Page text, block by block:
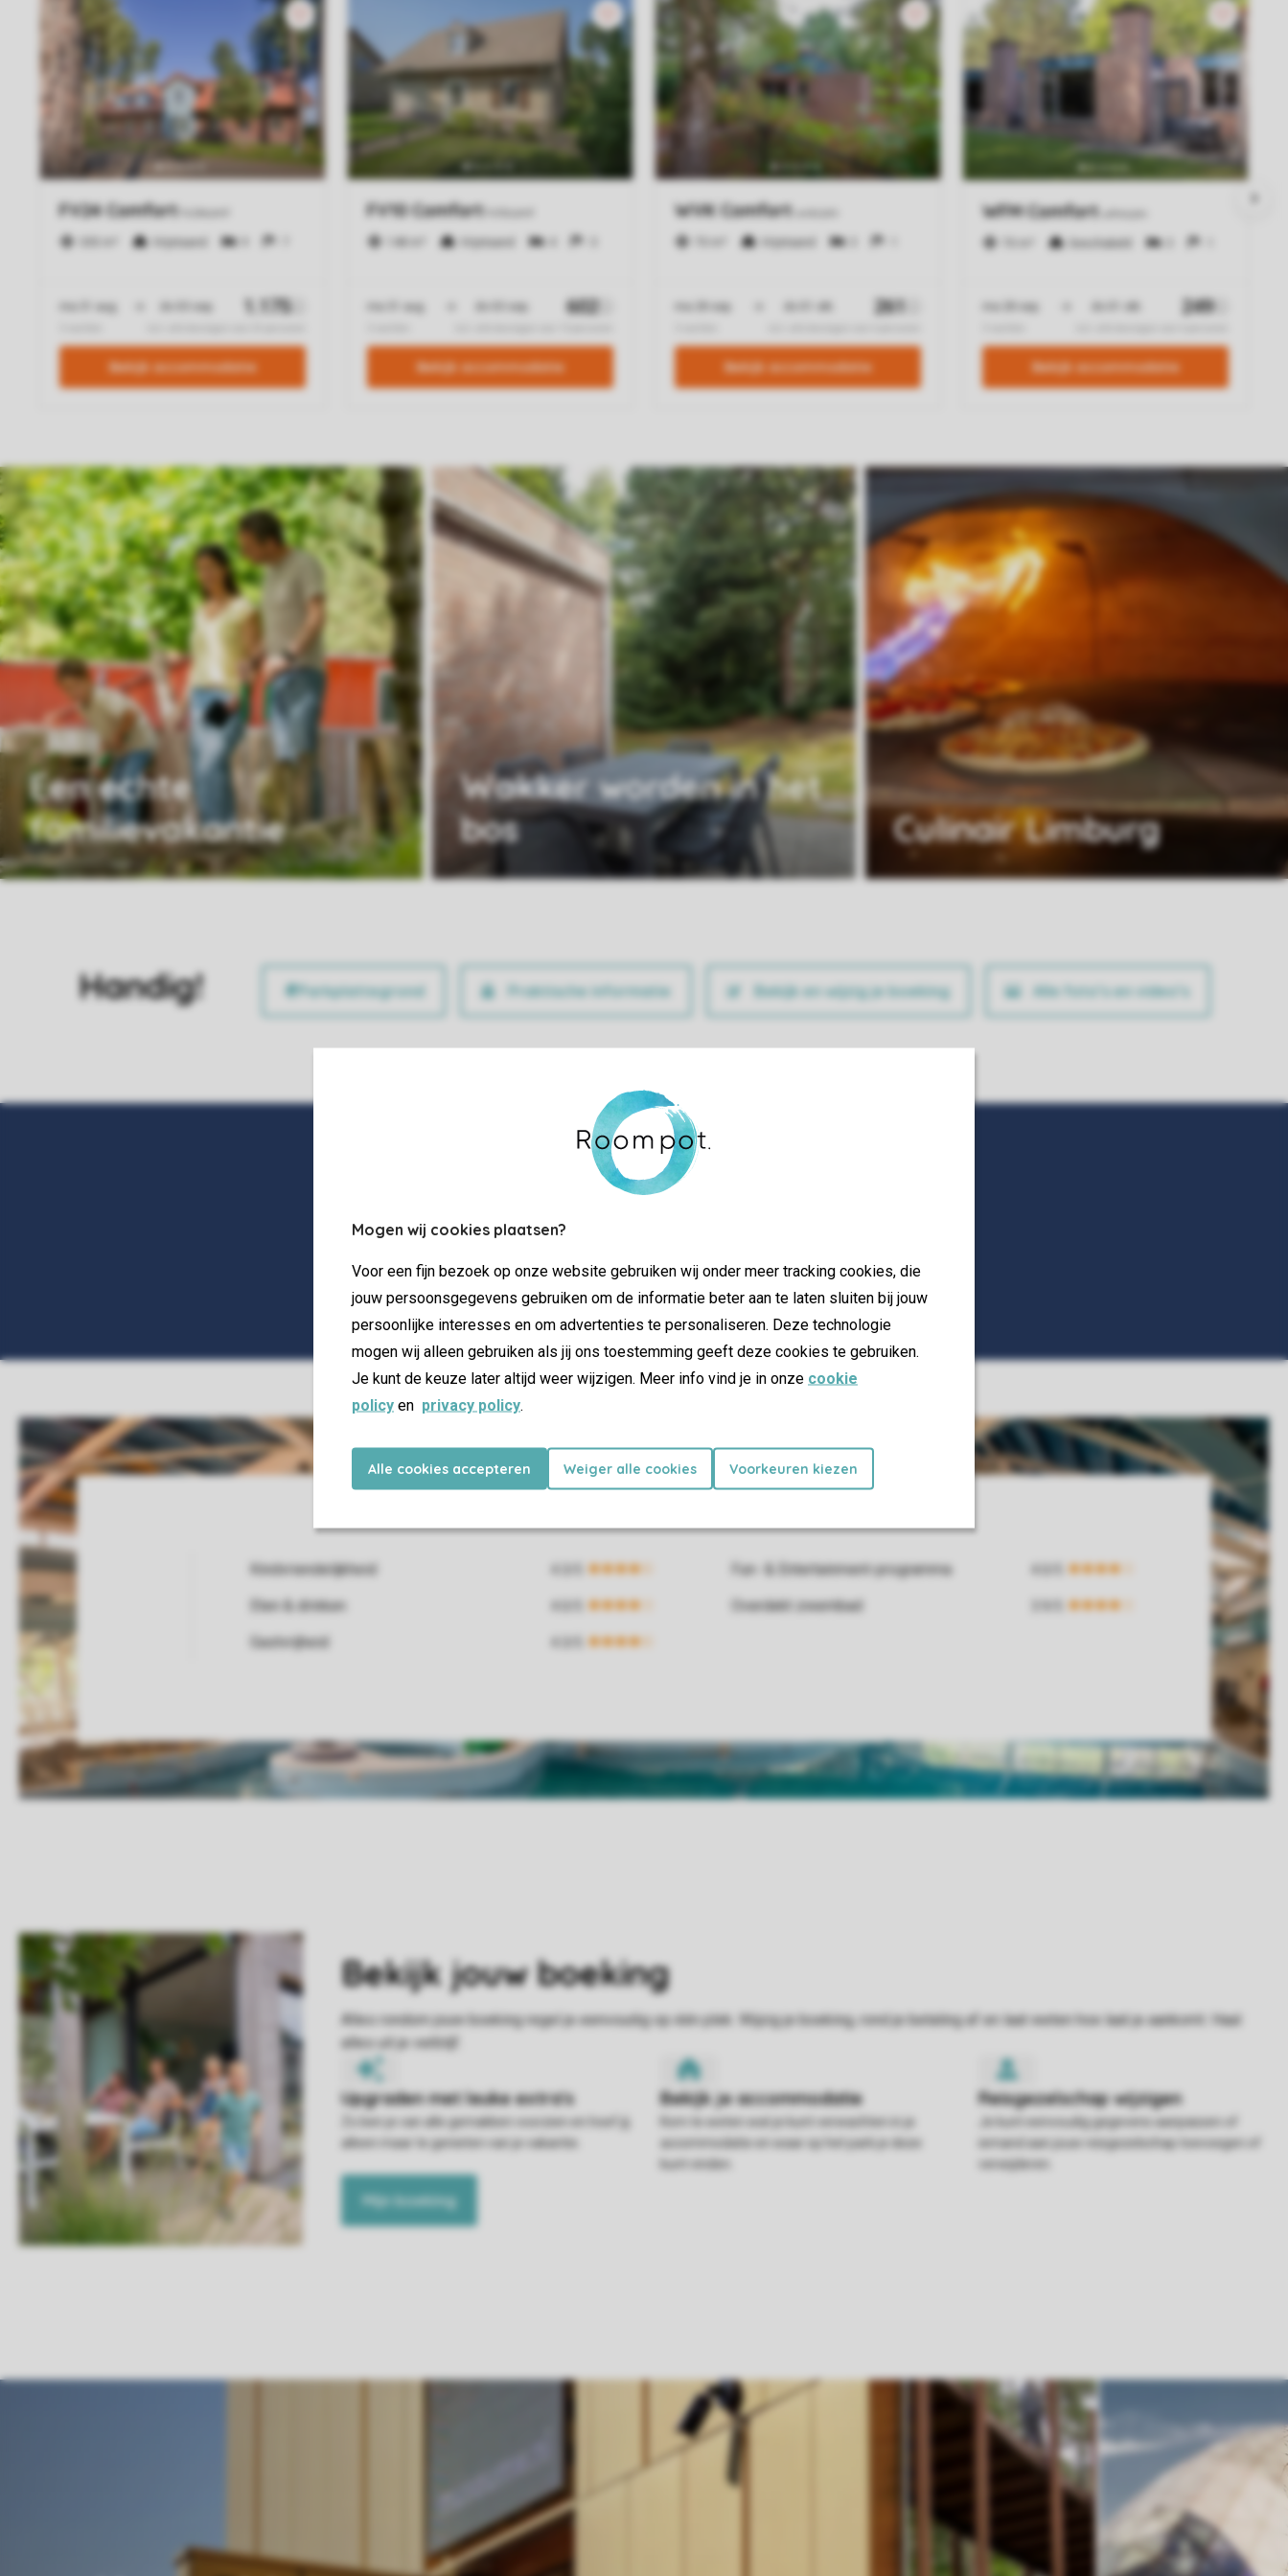
Mogen wij cookies plaatsen?
Voor een fijn bezoek op onze website gebruiken wij onder meer tracking cookies, die
jouw persoonsgegevens gebruiken om de informatie beter aan te laten sluiten bij jouw
persoonlijke interesses en om advertenties te personaliseren. Deze technologie
mogen wij alleen gebruiken als jij ons toestemming geeft deze cookies te gebruiken.
Je kunt de keuze later altijd weer wijzigen. Meer info vind je in onze cookie
policy en privacy policy.
Alle cookies accepteren Weiger alle cookies Voorkeuren kiezen
Een echte
familievakantie
Wakker worden in het
bos
Culinair Limburg
Handig! Praktische informatie Bekijk en wijzig je boeking Alle foto’s en video’s
Service Rating from our guests
Kindvriendelijkheid
Fun- & Entertainment-programma
Eten & drinken
Overdekt zwembad
Gastvrijheid
Zo ben je van alle gemakken voorzien en hoef jij
alleen maar te genieten van je vakantie.
Kom te weten wat je kunt verwachten in je
accommodatie en waar op het park je deze
kunt vinden.
Je kunt eenvoudig gegevens aanpassen of
iemand aan jouw reisgezelschap toevoegen of
verwijderen.
Mijn boeking